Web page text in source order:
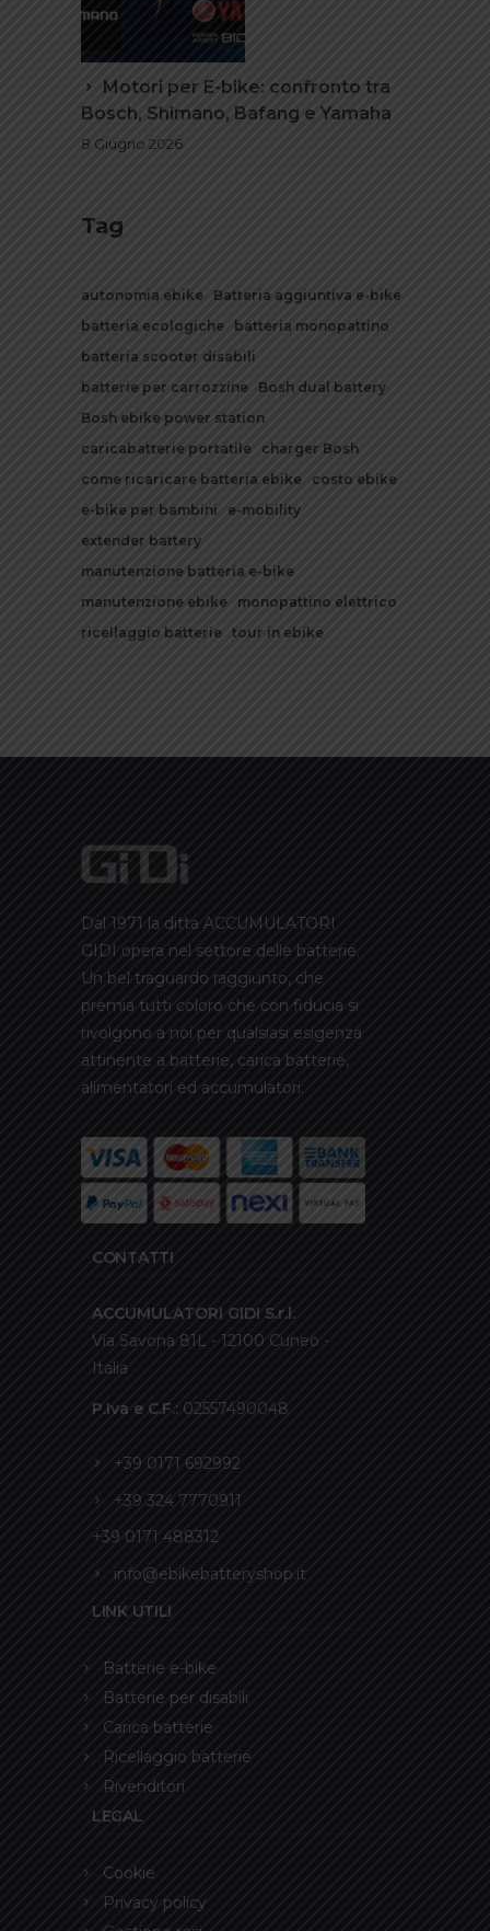
Motori per E-bike: confronto tra
Bosch, Shimano, Bafang e Yamaha
8 Giugno 2026
Tag
autonomia ebike
Batteria aggiuntiva e-bike
batteria ecologiche
batteria monopattino
batteria scooter disabili
batterie per carrozzine
Bosh dual battery
Bosh ebike power station
caricabatterie portatile
charger Bosh
come ricaricare batteria ebike
costo ebike
e-bike per bambini
e-mobility
extender battery
manutenzione batteria e-bike
manutenzione ebike
monopattino elettrico
ricellaggio batterie tour in ebike
Dal 1971 la ditta ACCUMULATORI
GIDI opera nel settore delle batterie.
Un bel traguardo raggiunto, che
premia tutti coloro che con fiducia si
rivolgono a noi per qualsiasi esigenza
attinente a batterie, carica batterie,
alimentatori ed accumulatori.
CONTATTI
ACCUMULATORI GIDI S.r.l.
Via Savona 81L - 12100 Cuneo -
Italia
P.Iva e C.F.: 02557490048
+39 0171 692992
+39 324 7770911
+39 0171 488312
info@ebikebatteryshop.it
LINK UTILI
Batterie e-bike
Batterie per disabili
Carica batterie
Ricellaggio batterie
Rivenditori
LEGAL
Cookie
Privacy policy